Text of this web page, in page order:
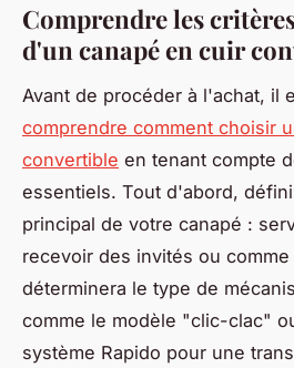
Comprendre les
d'un canapé en cuir
Avant de procéder à l'achat, il
comprendre comment choisir
convertible en tenant compte
essentiels. Tout d'abord,
principal de votre canapé :
recevoir des invités ou
déterminera le type de
comme le modèle "clic-clac"
système Rapido pour une